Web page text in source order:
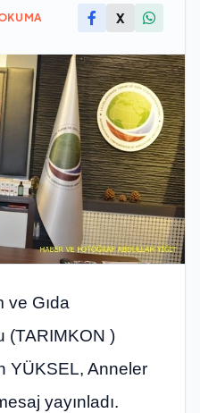
X
ve Gıda
(TARIMKON )
YÜKSEL, Anneler
yayınladı.